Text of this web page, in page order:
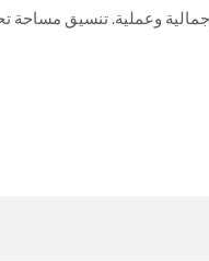
وعملية. تنسيق مساحة